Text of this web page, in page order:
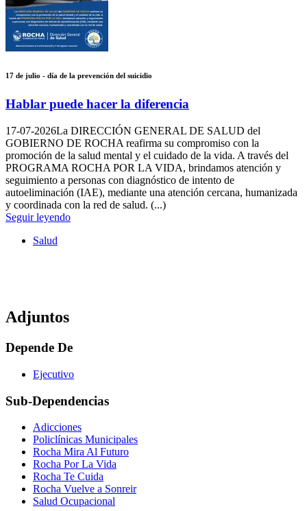
17 de julio - día de la prevención del suicidio
Hablar puede hacer la diferencia
17-07-2026La DIRECCIÓN GENERAL DE SALUD del
GOBIERNO DE ROCHA reafirma su compromiso con la
promoción de la salud mental y el cuidado de la vida. A través del
PROGRAMA ROCHA POR LA VIDA, brindamos atención y
seguimiento a personas con diagnóstico de intento de
autoeliminación (IAE), mediante una atención cercana, humanizada
y coordinada con la red de salud. (...)
Seguir leyendo
Salud
Adjuntos
Depende De
Ejecutivo
Sub-Dependencias
Adicciones
Policlínicas Municipales
Rocha Mira Al Futuro
Rocha Por La Vida
Rocha Te Cuida
Rocha Vuelve a Sonreir
Salud Ocupacional